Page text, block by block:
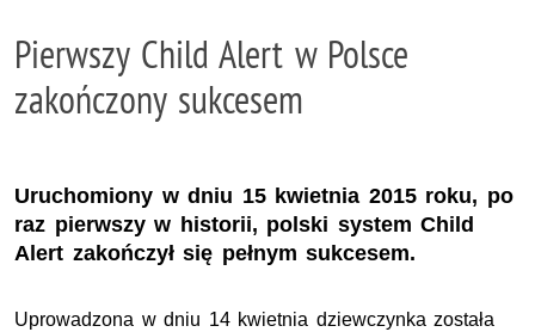
Pierwszy Child Alert w Polsce
zakończony sukcesem
Uruchomiony w dniu 15 kwietnia 2015 roku, po
raz pierwszy w historii, polski system Child
Alert zakończył się pełnym sukcesem.
Uprowadzona w dniu 14 kwietnia dziewczynka została